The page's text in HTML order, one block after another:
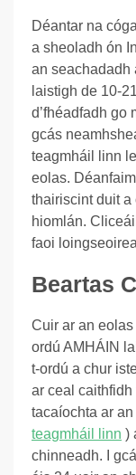
Déantar na
a sheoladh ón
an seachadadh
laistigh de 10-
d’fhéadfadh go
gcás
teagmháil linn
eolas.
thairiscint duit
hiomlán. Cliceáil
faoi
Beartas
Cuir ar an
ordú AMHÁIN
t-ordú a chur
ar ceal
tacaíochta ar
teagmháil linn )
chinneadh. I